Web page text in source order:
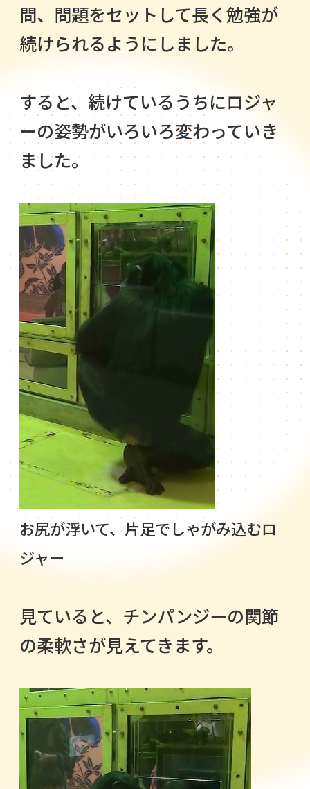
問、問題をセットして長く勉強が
続けられるようにしました。
すると、続けているうちにロジャ
ーの姿勢がいろいろ変わっていき
ました。
お尻が浮いて、片足でしゃがみ込むロ
ジャー
見ていると、チンパンジーの関節
の柔軟さが見えてきます。